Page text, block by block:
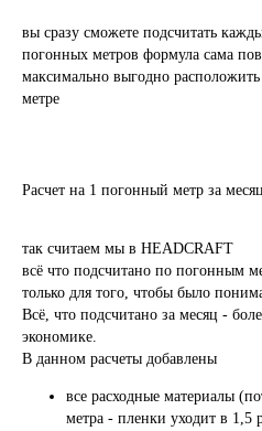
вы сразу сможете подсчитать
погонных метров формула сама
максимально выгодно
метре
Расчет на 1 погонный метр за месяц
так считаем мы в HEADCRAFT
всё что подсчитано по погонным
только для того, чтобы было
Всё, что подсчитано за месяц -
экономике.
В данном расчеты добавлены
все расходные материалы
метра - пленки уходит в 1,5